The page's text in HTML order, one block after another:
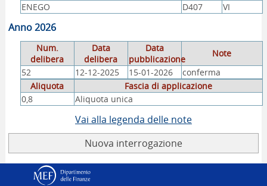
ENEGO
D407 VI
Anno 2026
Num.
delibera
Data
delibera
Data
pubblicazione
Note
52
12-12-2025 15-01-2026
conferma
Aliquota
Fascia di applicazione
0,8
Aliquota unica
Vai alla legenda delle note
Nuova interrogazione